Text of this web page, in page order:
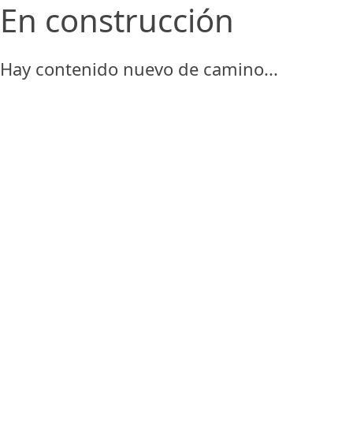
En construcción
Hay contenido nuevo de camino...